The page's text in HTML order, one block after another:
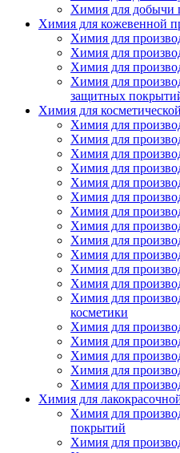
Химия для добычи
Химия для кожевенной
Химия для
Химия для
Химия для
Химия для
защитных
Химия для
Химия для
Химия для
Химия для
Химия для
Химия для
Химия для
Химия для
Химия для
Химия для
Химия для
Химия для
Химия для
Химия для
косметики
Химия для
Химия для
Химия для
Химия для
Химия для
Химия для
Химия для
покрытий
Химия для